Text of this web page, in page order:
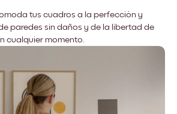
tus cuadros a la perfección y
paredes sin daños y de la libertad de
cualquier momento.